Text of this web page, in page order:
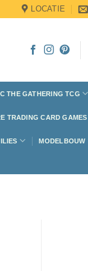
LOCATIE
THE GATHERING TCG
TRADING CARD GAMES
MODELBOUW